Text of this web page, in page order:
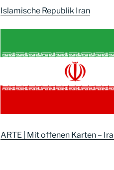
Islamische Republik Iran
ARTE | Mit offenen Karten –